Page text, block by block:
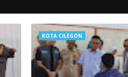
KOTA CILEGON